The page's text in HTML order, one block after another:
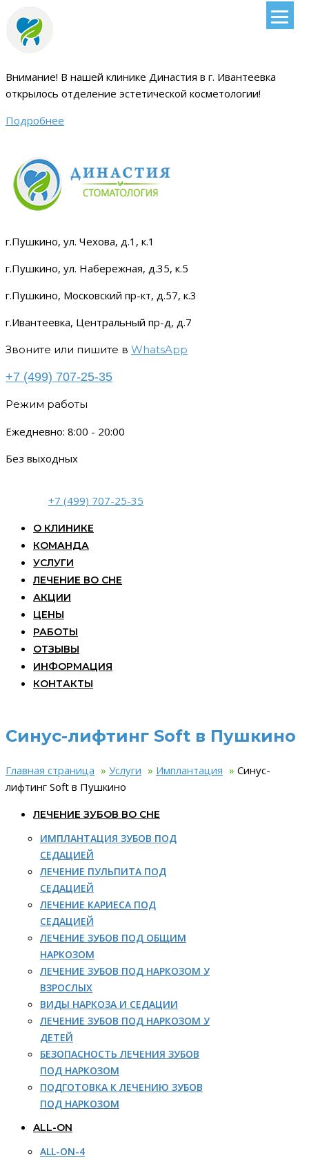
Внимание! В нашей клинике Династия в г. Ивантеевка
открылось отделение эстетической косметологии!
Подробнее
г.Пушкино, ул. Чехова, д.1, к.1
г.Пушкино, ул. Набережная, д.35, к.5
г.Пушкино, Московский пр-кт, д.57, к.3
г.Ивантеевка, Центральный пр-д, д.7
Звоните или пишите в WhatsApp
+7 (499) 707-25-35
Режим работы
Ежедневно: 8:00 - 20:00
Без выходных
+7 (499) 707-25-35
О КЛИНИКЕ
КОМАНДА
УСЛУГИ
ЛЕЧЕНИЕ ВО СНЕ
АКЦИИ
ЦЕНЫ
РАБОТЫ
ОТЗЫВЫ
ИНФОРМАЦИЯ
КОНТАКТЫ
Синус-лифтинг Soft в Пушкино
Главная страница » Услуги » Имплантация » Синус-
лифтинг Soft в Пушкино
ЛЕЧЕНИЕ ЗУБОВ ВО СНЕ
ИМПЛАНТАЦИЯ ЗУБОВ ПОД
СЕДАЦИЕЙ
ЛЕЧЕНИЕ ПУЛЬПИТА ПОД
СЕДАЦИЕЙ
ЛЕЧЕНИЕ КАРИЕСА ПОД
СЕДАЦИЕЙ
ЛЕЧЕНИЕ ЗУБОВ ПОД ОБЩИМ
НАРКОЗОМ
ЛЕЧЕНИЕ ЗУБОВ ПОД НАРКОЗОМ У
ВЗРОСЛЫХ
ВИДЫ НАРКОЗА И СЕДАЦИИ
ЛЕЧЕНИЕ ЗУБОВ ПОД НАРКОЗОМ У
ДЕТЕЙ
БЕЗОПАСНОСТЬ ЛЕЧЕНИЯ ЗУБОВ
ПОД НАРКОЗОМ
ПОДГОТОВКА К ЛЕЧЕНИЮ ЗУБОВ
ПОД НАРКОЗОМ
ALL-ON
ALL-ON-4